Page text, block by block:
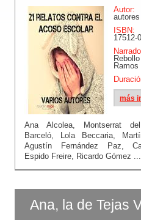
Autor:
autores
ISBN:
17512-
Ramos
más
Ana Alcolea, Montserrat
Barceló, Lola Beccaria,
Agustín Fernández Paz,
Espido Freire, Ricardo Gómez ...
Ana, la de Tejas